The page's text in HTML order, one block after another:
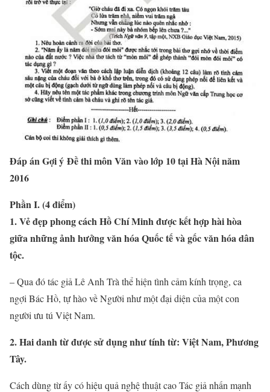
Đáp án Gợi ý Đề thi môn Văn vào lớp 10 tại Hà Nội năm
2016
Phần I. (4 điểm)
1. Vẻ đẹp phong cách Hồ Chí Minh được kết hợp hài hòa
giữa những ảnh hưởng văn hóa Quốc tế và gốc văn hóa dân
tộc.
– Qua đó tác giả Lê Anh Trà thể hiện tình cảm kính trọng, ca
ngợi Bác Hồ, tự hào về Người như một đại diện của một con
người ưu tú Việt Nam.
2. Hai danh từ được sử dụng như tính từ: Việt Nam, Phương
Tây.
Cách dùng từ ấy có hiệu quả nghệ thuật cao Tác giả nhấn mạnh